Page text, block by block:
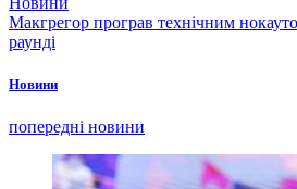
Макгрегор програв технічним
раунді
Новини
попередні новини